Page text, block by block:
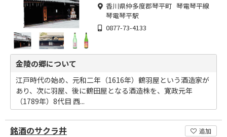
香川県仲多度郡琴平町 琴電琴平線
琴電琴平駅
0877-73-4133
金陵の郷について
江戸時代の始め、元和二年（1616年）鶴羽屋という酒造家が
あり、次に羽屋、後に鶴田屋となる酒造株を、寛政元年
（1789年）8代目 西...
銘酒のサクラ井 追加